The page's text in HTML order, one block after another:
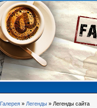
Галерея » Легенды » Легенды сайта